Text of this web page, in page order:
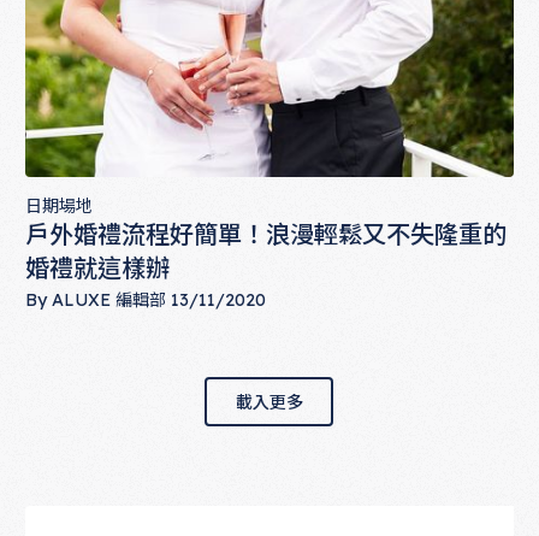
日期場地
戶外婚禮流程好簡單！浪漫輕鬆又不失隆重的
婚禮就這樣辦
By ALUXE 編輯部 13/11/2020
載入更多
載入更多